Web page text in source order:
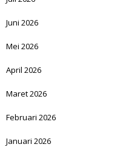
Juni 2026
Mei 2026
April 2026
Maret 2026
Februari 2026
Januari 2026